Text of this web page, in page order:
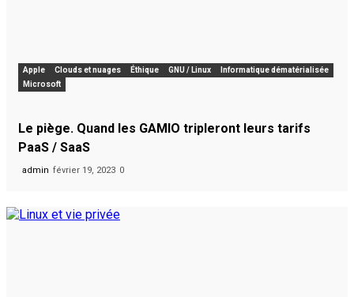
Apple Clouds et nuages Éthique GNU / Linux
Informatique dématérialisée
Microsoft
Le piège. Quand les GAMIO tripleront leurs tarifs
PaaS / SaaS
admin février 19, 2023 0